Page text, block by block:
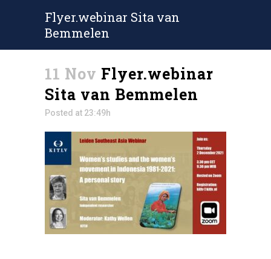
Flyer.webinar Sita van
Bemmelen
11 Nov Flyer.webinar
Sita van Bemmelen
Posted at 23:49h